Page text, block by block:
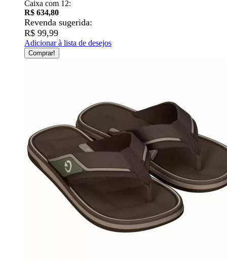
Caixa com 12:
R$ 634,80
Revenda sugerida:
R$ 99,99
Adicionar à lista de desejos
Comprar!